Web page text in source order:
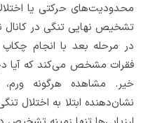
محدودیت‌های حرکتی یا
تشخیص نهایی تنگی در کانال
در مرحله بعد با انجام
فقرات مشخص می‌کند که آیا
خیر. مشاهده هرگونه
نشان‌دهنده ابتلا به اختلال